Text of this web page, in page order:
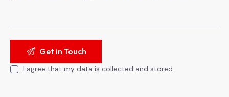
I agree that my data is collected and stored.